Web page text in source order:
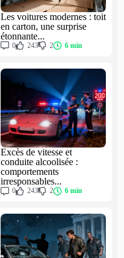
Les voitures modernes : toit
en carton, une surprise
étonnante...
0 243 2 6 min
Excès de vitesse et
conduite alcoolisée :
comportements
irresponsables...
0 243 2 6 min